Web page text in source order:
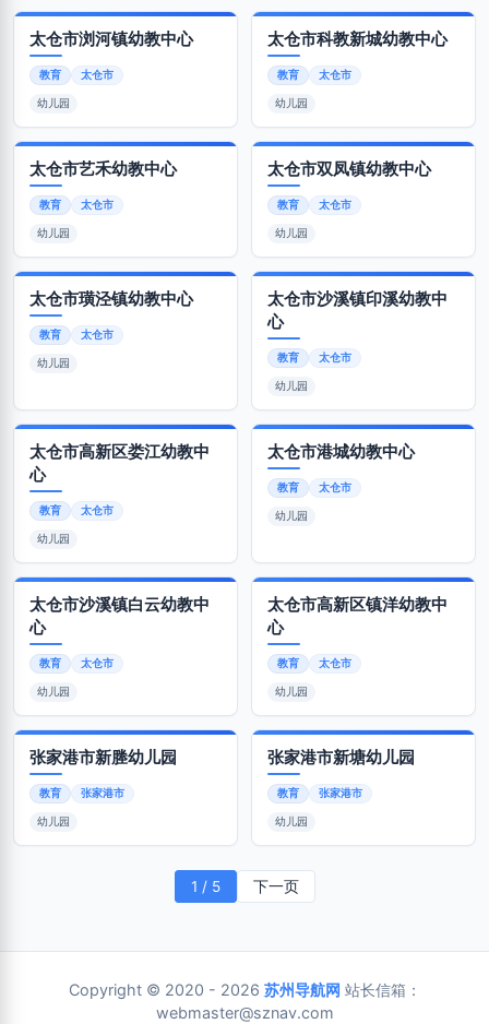
太仓市浏河镇幼教中心
教育 太仓市
幼儿园
太仓市科教新城幼教中心
教育 太仓市
幼儿园
太仓市艺禾幼教中心
教育 太仓市
幼儿园
太仓市双凤镇幼教中心
教育 太仓市
幼儿园
太仓市璜泾镇幼教中心
教育 太仓市
幼儿园
太仓市沙溪镇印溪幼教中
心
教育 太仓市
幼儿园
太仓市高新区娄江幼教中
心
教育 太仓市
幼儿园
太仓市港城幼教中心
教育 太仓市
幼儿园
太仓市沙溪镇白云幼教中
心
教育 太仓市
幼儿园
太仓市高新区镇洋幼教中
心
教育 太仓市
幼儿园
张家港市新塍幼儿园
教育 张家港市
幼儿园
张家港市新塘幼儿园
教育 张家港市
幼儿园
1 / 5 下一页
Copyright © 2020 - 2026 苏州导航网 站长信箱：
webmaster@sznav.com